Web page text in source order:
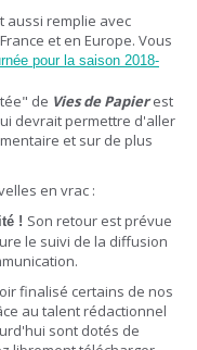
remplie avec
et en Europe. Vous
pour la saison 2018-
de Vies de Papierest
devrait permettre d'aller
et sur de plus
en vrac :
! Son retour est prévue
le suivi de la diffusion
finalisé certains de nos
au talent rédactionnel
sont dotés de